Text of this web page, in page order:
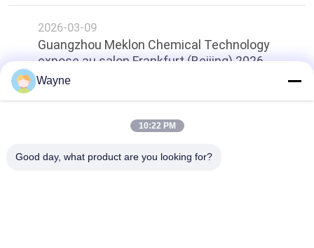
2026-03-09
Guangzhou Meklon Chemical Technology
expose au salon Frankfurt (Beijing) 2026
Haut
Wayne
10:22 PM
Good day, what product are you looking for?